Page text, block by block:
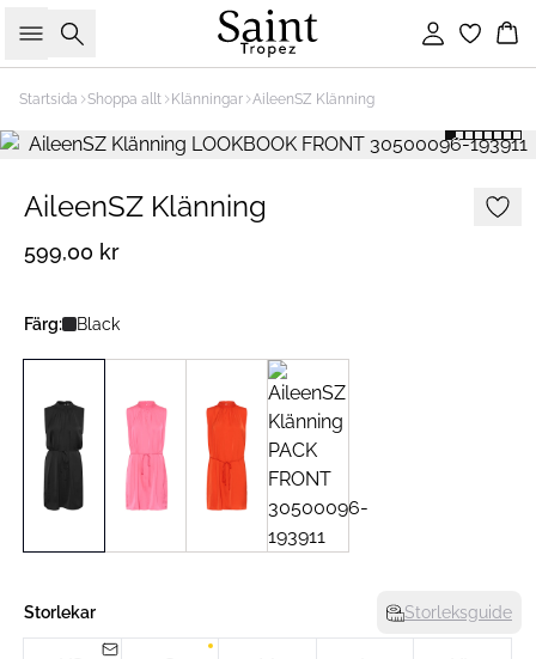
Sök Logga in
Startsida Shoppa allt Klänningar AileenSZ Klänning
AileenSZ Klänning
599,00 kr
Färg: Black
Storlekar Storleksguide